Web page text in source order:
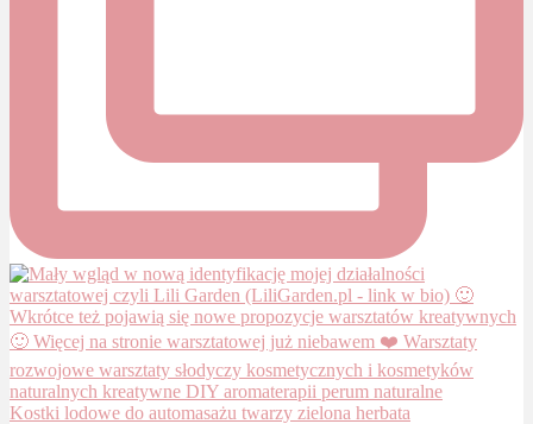
Kostki lodowe do automasażu twarzy zielona herbata